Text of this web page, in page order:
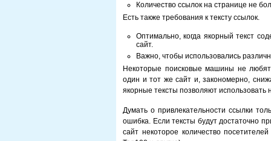
Количество ссылок на странице не
Есть также требования к тексту ссылок.
Оптимально, когда якорный текст
сайт.
Важно, чтобы использовались
Некоторые поисковые машины не
один и тот же сайт и, закономерно,
якорные тексты позволяют использовать
Думать о привлекательности ссылки
ошибка. Если тексты будут достаточно
сайт некоторое количество